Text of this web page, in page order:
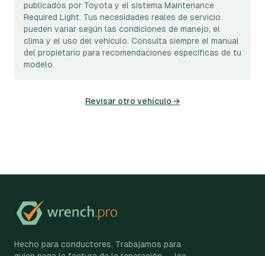
publicados por Toyota y el sistema Maintenance
Required Light. Tus necesidades reales de servicio
pueden variar según las condiciones de manejo, el
clima y el uso del vehículo. Consulta siempre el manual
del propietario para recomendaciones específicas de tu
modelo.
Revisar otro vehículo →
Hecho para conductores. Trabajamos para